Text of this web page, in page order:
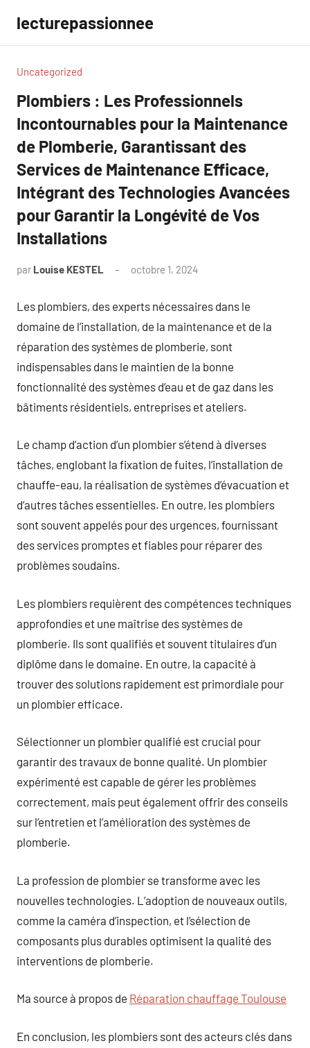
contenu
lecturepassionnee
Uncategorized
Plombiers : Les Professionnels
Incontournables pour la Maintenance
de Plomberie, Garantissant des
Services de Maintenance Efficace,
Intégrant des Technologies Avancées
pour Garantir la Longévité de Vos
Installations
par Louise KESTEL octobre 1, 2024
Les plombiers, des experts nécessaires dans le
domaine de l’installation, de la maintenance et de la
réparation des systèmes de plomberie, sont
indispensables dans le maintien de la bonne
fonctionnalité des systèmes d’eau et de gaz dans les
bâtiments résidentiels, entreprises et ateliers.
Le champ d’action d’un plombier s’étend à diverses
tâches, englobant la fixation de fuites, l’installation de
chauffe-eau, la réalisation de systèmes d’évacuation et
d’autres tâches essentielles. En outre, les plombiers
sont souvent appelés pour des urgences, fournissant
des services promptes et fiables pour réparer des
problèmes soudains.
Les plombiers requièrent des compétences techniques
approfondies et une maîtrise des systèmes de
plomberie. Ils sont qualifiés et souvent titulaires d’un
diplôme dans le domaine. En outre, la capacité à
trouver des solutions rapidement est primordiale pour
un plombier efficace.
Sélectionner un plombier qualifié est crucial pour
garantir des travaux de bonne qualité. Un plombier
expérimenté est capable de gérer les problèmes
correctement, mais peut également offrir des conseils
sur l’entretien et l’amélioration des systèmes de
plomberie.
La profession de plombier se transforme avec les
nouvelles technologies. L’adoption de nouveaux outils,
comme la caméra d’inspection, et l’sélection de
composants plus durables optimisent la qualité des
interventions de plomberie.
Ma source à propos de Réparation chauffage Toulouse
En conclusion, les plombiers sont des acteurs clés dans